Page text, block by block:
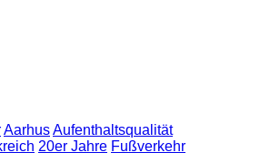
AarhusAufenthaltsqualität
20er Jahre Fußverkehr